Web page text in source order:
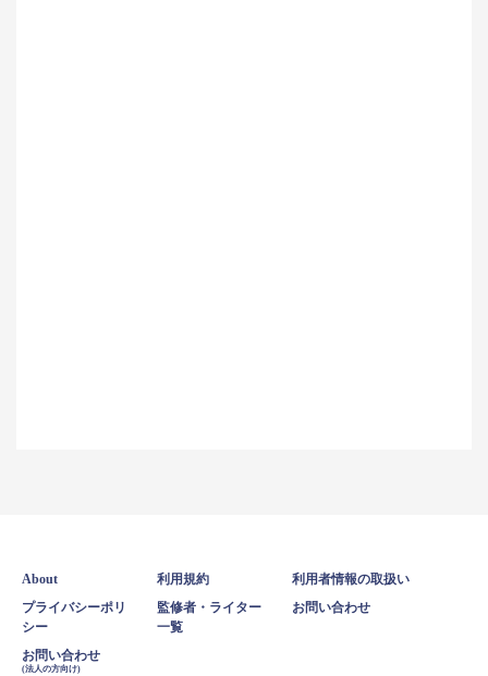
About 利用規約 利用者情報の取扱い
プライバシーポリ
シー
監修者・ライター
一覧
お問い合わせ
お問い合わせ
(法人の方向け)